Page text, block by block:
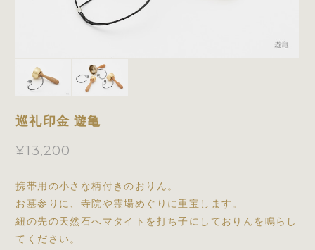
巡礼印金 遊亀
¥13,200
携帯用の小さな柄付きのおりん。
お墓参りに、寺院や霊場めぐりに重宝します。
紐の先の天然石へマタイトを打ち子にしておりんを鳴らし
てください。